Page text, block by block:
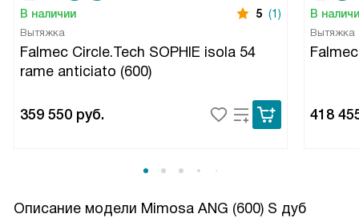
В наличии 5 (1)
Вытяжка
Falmec Circle.Tech SOPHIE isola 54
rame anticiato (600)
359 550 руб.
В
Вытяжка
418
Описание модели Mimosa ANG (600) S дуб